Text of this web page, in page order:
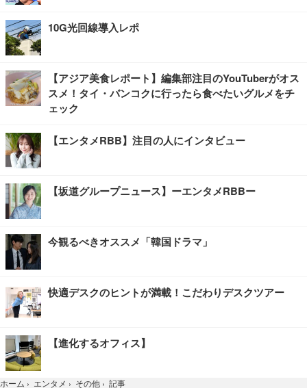
10G光回線導入レポ
【アジア美食レポート】編集部注目のYouTuberがオス
スメ！タイ・バンコクに行ったら食べたいグルメをチ
ェック
【エンタメRBB】注目の人にインタビュー
【坂道グループニュース】ーエンタメRBBー
今観るべきオススメ「韓国ドラマ」
快適デスクのヒントが満載！こだわりデスクツアー
【進化するオフィス】
ホーム › エンタメ › その他 › 記事